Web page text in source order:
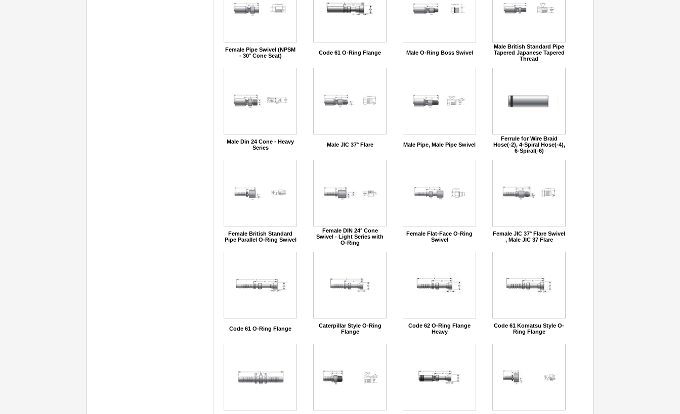
Female Pipe Swivel (NPSM
- 30° Cone Seat)
Code 61 O-Ring Flange Male O-Ring Boss Swivel
Male British Standard Pipe
Tapered Japanese Tapered
Thread
Male Din 24 Cone - Heavy
Series
Male JIC 37° Flare Male Pipe, Male Pipe Swivel
Ferrule for Wire Braid
Hose(-2), 4-Spiral Hose(-4),
6-Spiral(-6)
Female British Standard
Pipe Parallel O-Ring Swivel
Female DIN 24° Cone
Swivel - Light Series with
O-Ring
Female Flat-Face O-Ring
Swivel
Female JIC 37° Flare Swivel
, Male JIC 37 Flare
Code 61 O-Ring Flange
Caterpillar Style O-Ring
Flange
Code 62 O-Ring Flange
Heavy
Code 61 Komatsu Style O-
Ring Flange